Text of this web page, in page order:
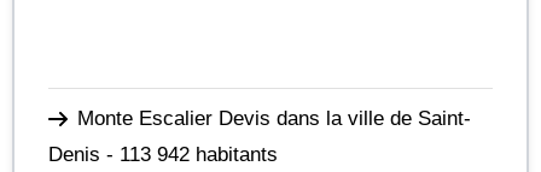
Monte Escalier Devis dans la ville de Saint-
Denis - 113 942 habitants